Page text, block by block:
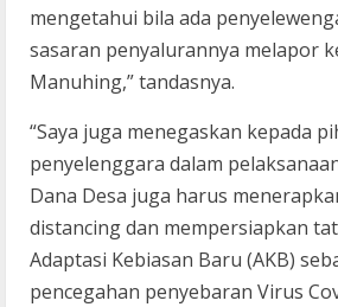
mengetahui bila ada
sasaran penyalurannya melapor
Manuhing,” tandasnya.
“Saya juga menegaskan kepada
penyelenggara dalam
Dana Desa juga harus
distancing dan mempersiapkan
Adaptasi Kebiasan Baru (AKB)
pencegahan penyebaran Virus